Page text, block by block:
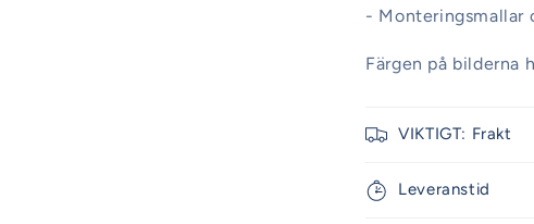
- Monteringsmallar
Färgen på bilderna
VIKTIGT: Frakt
Leveranstid